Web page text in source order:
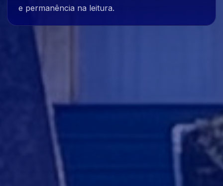
e permanência na leitura.